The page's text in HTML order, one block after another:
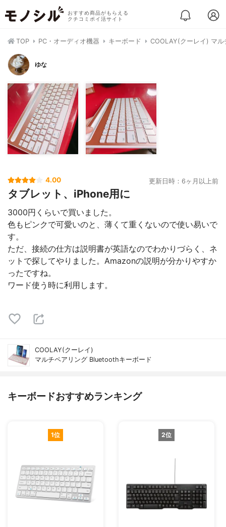
おすすめ商品がもらえる
クチコミポイ活サイト
TOP PC・オーディオ機器 キーボード COOLAY(クーレイ) マ
ゆな
4.00 更新日時：6ヶ月以上前
タブレット、iPhone用に
3000円くらいで買いました。
色もピンクで可愛いのと、薄くて重くないので使い易いで
す。
ただ、接続の仕方は説明書が英語なのでわかりづらく、ネ
ットで探してやりました。Amazonの説明が分かりやすか
ったですね。
ワード使う時に利用します。
COOLAY(クーレイ)
マルチペアリング Bluetoothキーボード
キーボードおすすめランキング
1位 2位